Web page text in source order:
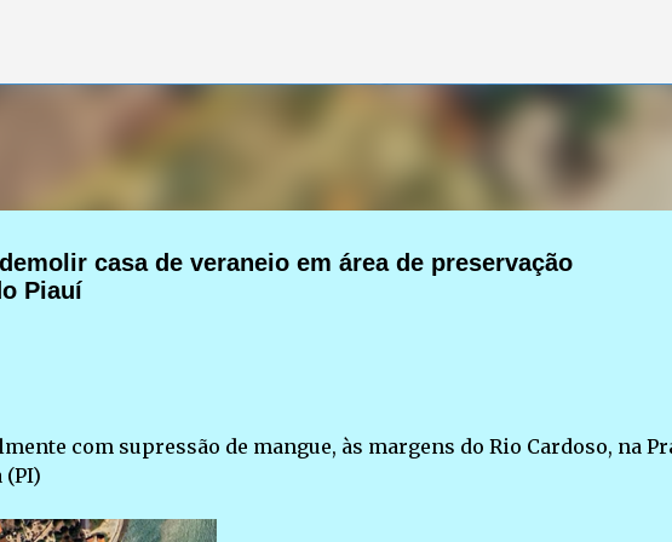
casa de veraneio em área de preservação
Piauí
com supressão de mangue, às margens do Rio Cardoso, na
(PI)